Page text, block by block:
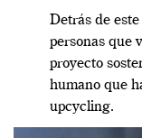
Detrás de
personas que
proyecto
humano que
upcycling.